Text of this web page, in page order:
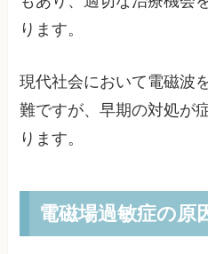
ります。
現代社会において電磁波
難ですが、早期の対処が
ります。
電磁場過敏症の原